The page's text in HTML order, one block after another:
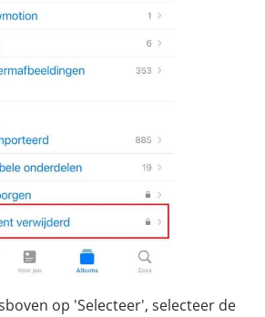
op 'Selecteer', selecteer de